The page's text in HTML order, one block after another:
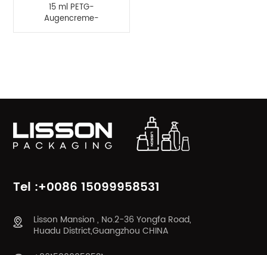
15 ml PETG-
Augencreme-
Flaschenbehälter mit
Tel :+0086 15099958531
Lisson Mansion , No.2-36 Yongfa Road,
Huadu District,Guangzhou CHINA